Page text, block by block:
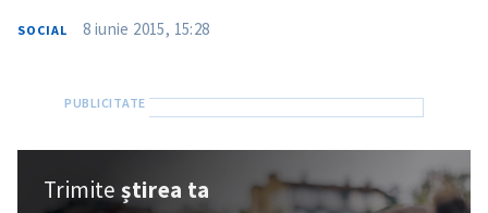
SOCIAL 8 iunie 2015, 15:28
Trimiteștirea ta